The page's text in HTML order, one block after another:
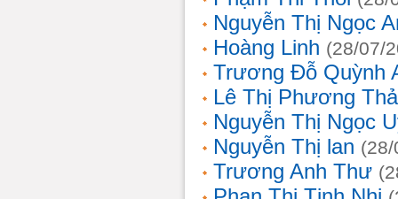
Nguyễn Thị Ngọc
Hoàng Linh (28/07/
Trương Đỗ Quỳnh
Lê Thị Phương
Nguyễn Thị Ngọc
Nguyễn Thị lan
Trương Anh Thư